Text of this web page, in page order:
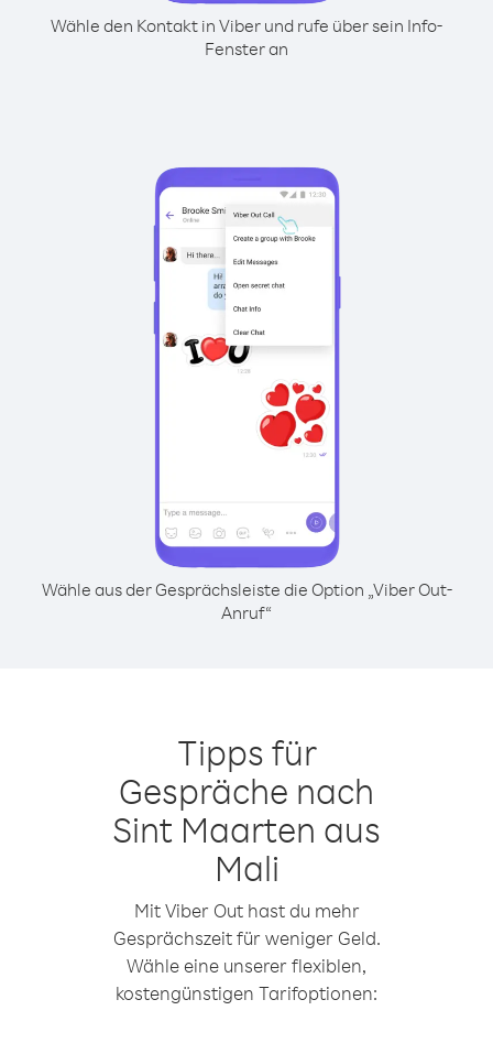
Wähle den Kontakt in Viber und rufe über sein Info-
Fenster an
Wähle aus der Gesprächsleiste die Option „Viber Out-
Anruf“
Tipps für
Gespräche nach
Sint Maarten aus
Mali
Mit Viber Out hast du mehr
Gesprächszeit für weniger Geld.
Wähle eine unserer flexiblen,
kostengünstigen Tarifoptionen: